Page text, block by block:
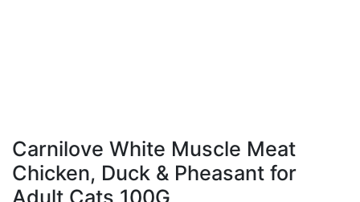
Carnilove White Muscle Meat
Chicken, Duck & Pheasant for
Adult Cats 100G